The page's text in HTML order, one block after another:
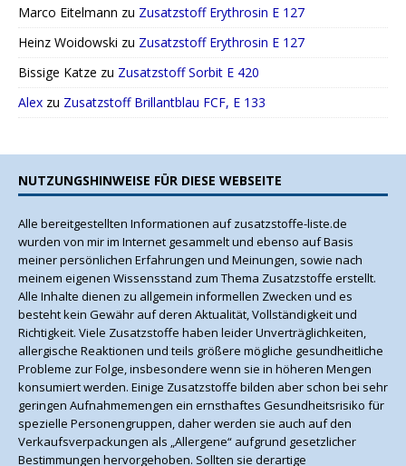
Marco Eitelmann zu Zusatzstoff Erythrosin E 127
Heinz Woidowski zu Zusatzstoff Erythrosin E 127
Bissige Katze zu Zusatzstoff Sorbit E 420
Alex zu Zusatzstoff Brillantblau FCF, E 133
NUTZUNGSHINWEISE FÜR DIESE WEBSEITE
Alle bereitgestellten Informationen auf zusatzstoffe-liste.de
wurden von mir im Internet gesammelt und ebenso auf Basis
meiner persönlichen Erfahrungen und Meinungen, sowie nach
meinem eigenen Wissensstand zum Thema Zusatzstoffe erstellt.
Alle Inhalte dienen zu allgemein informellen Zwecken und es
besteht kein Gewähr auf deren Aktualität, Vollständigkeit und
Richtigkeit. Viele Zusatzstoffe haben leider Unverträglichkeiten,
allergische Reaktionen und teils größere mögliche gesundheitliche
Probleme zur Folge, insbesondere wenn sie in höheren Mengen
konsumiert werden. Einige Zusatzstoffe bilden aber schon bei sehr
geringen Aufnahmemengen ein ernsthaftes Gesundheitsrisiko für
spezielle Personengruppen, daher werden sie auch auf den
Verkaufsverpackungen als „Allergene“ aufgrund gesetzlicher
Bestimmungen hervorgehoben. Sollten sie derartige